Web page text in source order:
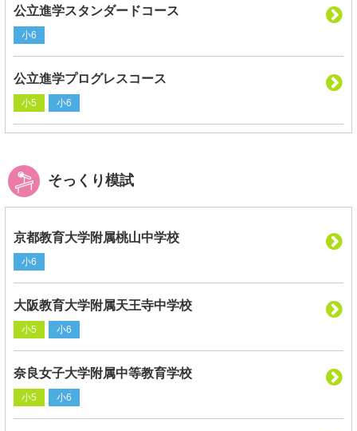
公立進学スタンダードコース
小6
公立進学プログレスコース
小5 小6
そっくり模試
京都教育大学附属桃山中学校
小6
大阪教育大学附属天王寺中学校
小5 小6
奈良女子大学附属中等教育学校
小5 小6